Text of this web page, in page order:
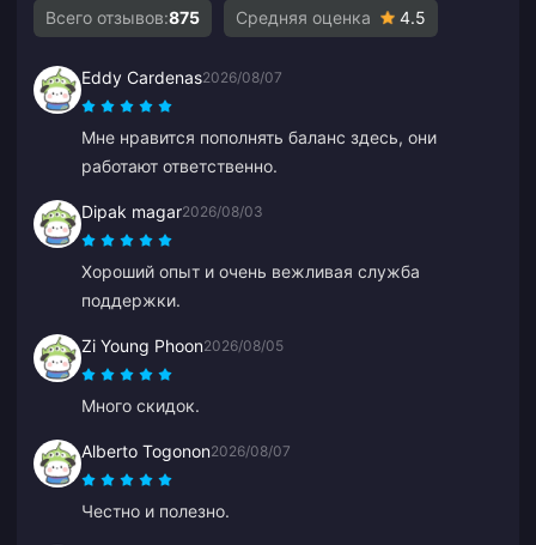
Всего отзывов:875 Средняя оценка 4.5
Eddy Cardenas2026/08/07
Мне нравится пополнять баланс здесь, они
работают ответственно.
Dipak magar2026/08/03
Хороший опыт и очень вежливая служба
поддержки.
Zi Young Phoon2026/08/05
Много скидок.
Alberto Togonon2026/08/07
Честно и полезно.